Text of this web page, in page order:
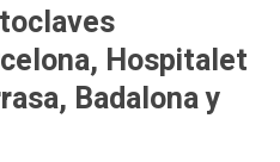
Hospitalet
Badalona y